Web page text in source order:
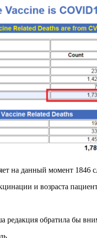
на данный момент 1846
и возраста
редакция обратила бы